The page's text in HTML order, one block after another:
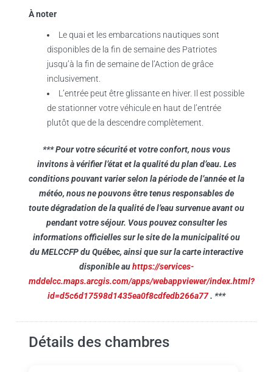
À noter
Le quai et les embarcations nautiques sont
disponibles de la fin de semaine des Patriotes
jusqu’à la fin de semaine de l’Action de grâce
inclusivement.
L’entrée peut être glissante en hiver. Il est possible
de stationner votre véhicule en haut de l’entrée
plutôt que de la descendre complètement.
*** Pour votre sécurité et votre confort, nous vous
invitons à vérifier l’état et la qualité du plan d’eau. Les
conditions pouvant varier selon la période de l’année et la
météo, nous ne pouvons être tenus responsables de
toute dégradation de la qualité de l’eau survenue avant ou
pendant votre séjour. Vous pouvez consulter les
informations officielles sur le site de la municipalité ou
du MELCCFP du Québec, ainsi que sur la carte interactive
disponible auhttps://services-
mddelcc.maps.arcgis.com/apps/webappviewer/index.html?
id=d5c6d17598d1435ea0f8cdfedb266a77. ***
Détails des chambres